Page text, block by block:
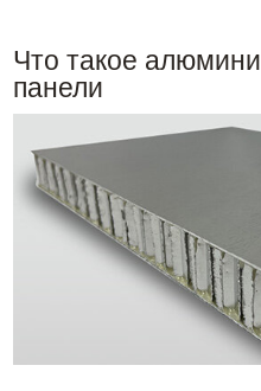
Что такое
панели